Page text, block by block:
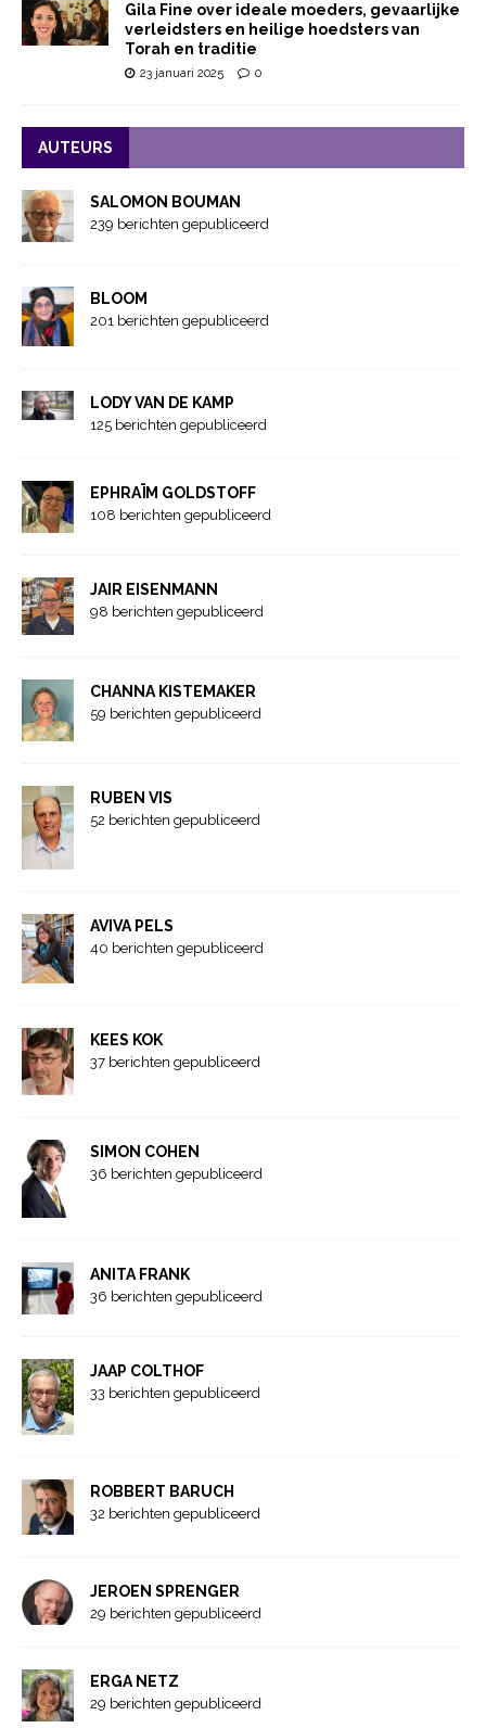
Gila Fine over ideale moeders, gevaarlijke
verleidsters en heilige hoedsters van
Torah en traditie
23 januari 2025 0
AUTEURS
SALOMON BOUMAN
239 berichten gepubliceerd
BLOOM
201 berichten gepubliceerd
LODY VAN DE KAMP
125 berichten gepubliceerd
EPHRAÏM GOLDSTOFF
108 berichten gepubliceerd
JAIR EISENMANN
98 berichten gepubliceerd
CHANNA KISTEMAKER
59 berichten gepubliceerd
RUBEN VIS
52 berichten gepubliceerd
AVIVA PELS
40 berichten gepubliceerd
KEES KOK
37 berichten gepubliceerd
SIMON COHEN
36 berichten gepubliceerd
ANITA FRANK
36 berichten gepubliceerd
JAAP COLTHOF
33 berichten gepubliceerd
ROBBERT BARUCH
32 berichten gepubliceerd
JEROEN SPRENGER
29 berichten gepubliceerd
ERGA NETZ
29 berichten gepubliceerd